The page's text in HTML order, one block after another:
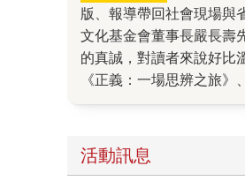
版、報導帶回社會現場與
文化基金會董事長嚴長壽
的真誠，對讀者來說好比
《正義：一場思辨之旅
渴求自我實現的期待。
重新定義，藉以平息內心
活動訊息